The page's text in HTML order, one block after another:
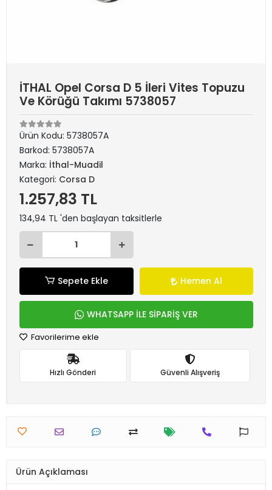
İTHAL Opel Corsa D 5 İleri Vites Topuzu
Ve Körüğü Takımı 5738057
Ürün Kodu: 5738057A
Barkod: 5738057A
Marka: İthal-Muadil
Kategori: Corsa D
1.257,83 TL
134,94 TL 'den başlayan taksitlerle
Sepete Ekle Hemen Al
WHATSAPP İLE SİPARİŞ VER
Favorilerime ekle
Hızlı Gönderi Güvenli Alışveriş
Ürün Açıklaması